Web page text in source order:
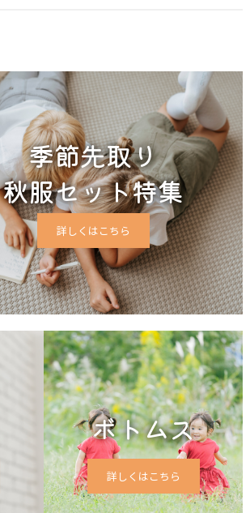
季節先取り
秋服セット特集
詳しくはこちら
ボトムス
詳しくはこちら